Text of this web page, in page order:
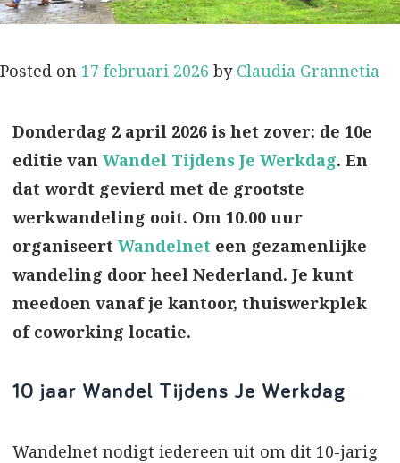
Posted on 17 februari 2026 by Claudia Grannetia
Donderdag 2 april 2026 is het zover: de 10e
editie van Wandel Tijdens Je Werkdag. En
dat wordt gevierd met de grootste
werkwandeling ooit. Om 10.00 uur
organiseert Wandelnet een gezamenlijke
wandeling door heel Nederland. Je kunt
meedoen vanaf je kantoor, thuiswerkplek
of coworking locatie.
10 jaar Wandel Tijdens Je Werkdag
Wandelnet nodigt iedereen uit om dit 10-jarig